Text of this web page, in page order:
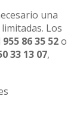
una
Los
955 86 35 52o
33 13 07,